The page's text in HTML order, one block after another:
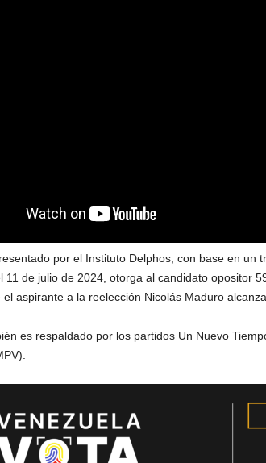
por el Instituto Delphos, con base en un
11 de julio de 2024, otorga al candidato opositor
el aspirante a la reelección Nicolás Maduro
es respaldado por los partidos Un Nuevo